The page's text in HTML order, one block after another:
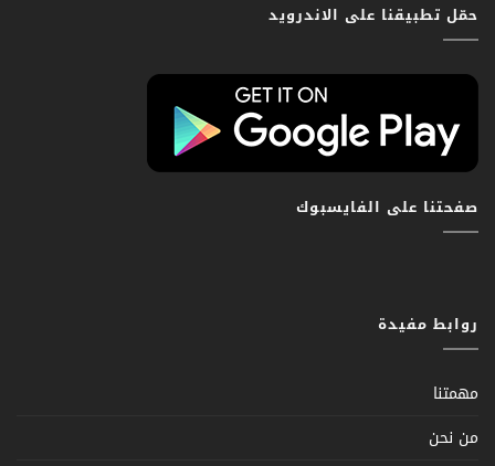
حمّل تطبيقنا على الاندرويد
صفحتنا على الفايسبوك
روابط مفيدة
مهمتنا
من نحن